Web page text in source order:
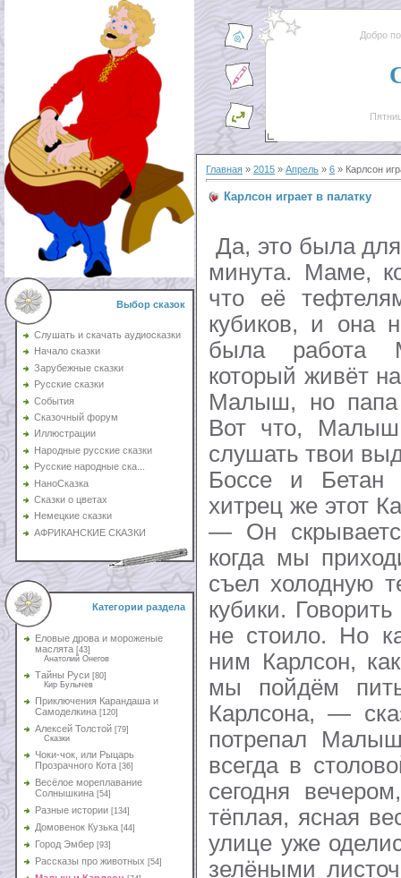
Выбор сказок
Слушать и скачать аудиосказки
Начало сказки
Зарубежные сказки
Русские сказки
События
Сказочный форум
Иллюстрации
Народные русские сказки
Русские народные ска...
НаноСказка
Сказки о цветах
Немецкие сказки
АФРИКАНСКИЕ СКАЗКИ
Категории раздела
Еловые дрова и мороженые
маслята [43]
Анатолий Онегов
Тайны Руси [80]
Кир Булычев
Приключения Карандаша и
Самоделкина [120]
Алексей Толстой [79]
Сказки
Чоки-чок, или Рыцарь
Прозрачного Кота [36]
Весёлое мореплавание
Солнышкина [54]
Разные истории [134]
Домовенок Кузька [44]
Город Эмбер [93]
Рассказы про животных [54]
Добро
Главная » 2015 » Апрель » 6 » Карлсон
Карлсон играет в палатку
Да, это была
минута. Маме,
что её
кубиков, и она
была работа
который живёт
Малыш, но папа
Вот что,
слушать твои
Боссе и
хитрец же этот
— Он
когда мы
съел холодную
кубики.
не стоило. Но
ним Карлсон,
мы пойдём
Карлсона, —
потрепал
всегда в
сегодня
тёплая, ясная
улице уже
зелёными